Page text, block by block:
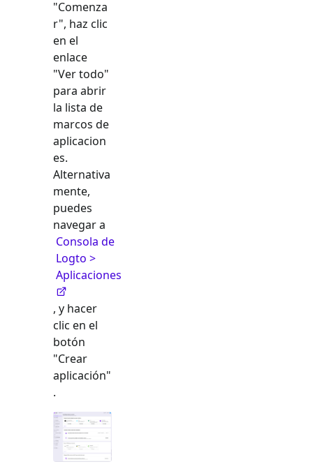
"Comenza
r", haz clic
en el
enlace
"Ver todo"
para abrir
la lista de
marcos de
aplicacion
es.
Alternativa
mente,
puedes
navegar a
Consola de
Logto >
Aplicaciones
, y hacer
clic en el
botón
"Crear
aplicación"
.